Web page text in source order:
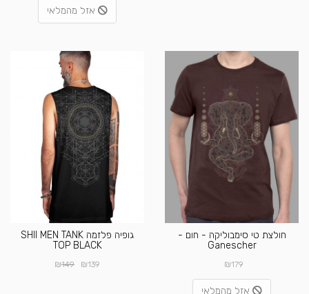
אזל מהמלאי
חולצת טי סימבוליקה - חום -
Ganescher
₪179
אזל מהמלאי
גופיה פלזמה SHII MEN TANK
TOP BLACK
₪139
₪149